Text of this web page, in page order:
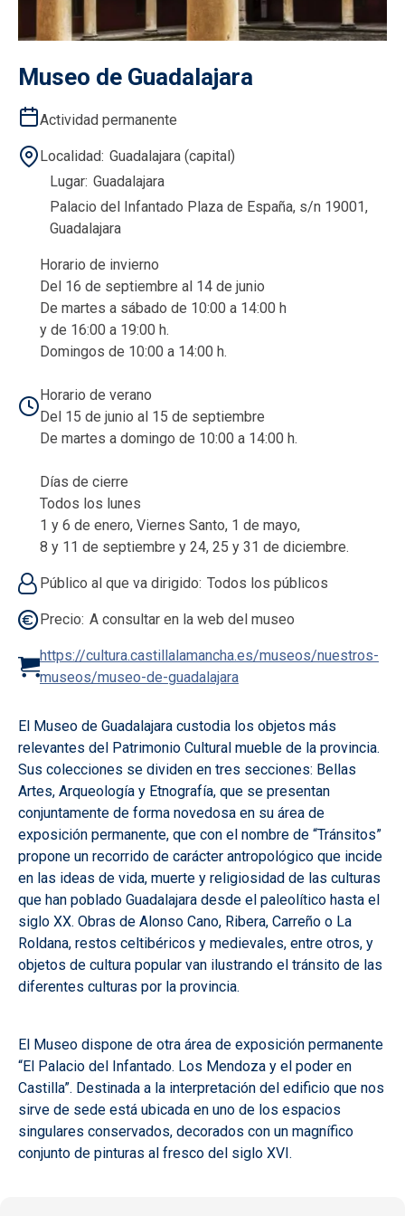
Museo de Guadalajara
Actividad permanente
Localidad Guadalajara (capital)
Lugar Guadalajara
Palacio del Infantado Plaza de España, s/n 19001,
Guadalajara
Horario de invierno
Del 16 de septiembre al 14 de junio
De martes a sábado de 10:00 a 14:00 h
y de 16:00 a 19:00 h.
Domingos de 10:00 a 14:00 h.
Horario de verano
Del 15 de junio al 15 de septiembre
De martes a domingo de 10:00 a 14:00 h.
Días de cierre
Todos los lunes
1 y 6 de enero, Viernes Santo, 1 de mayo,
8 y 11 de septiembre y 24, 25 y 31 de diciembre.
Público al que va dirigido Todos los públicos
Precio A consultar en la web del museo
https://cultura.castillalamancha.es/museos/nuestros-
museos/museo-de-guadalajara
El Museo de Guadalajara custodia los objetos más
relevantes del Patrimonio Cultural mueble de la provincia.
Sus colecciones se dividen en tres secciones: Bellas
Artes, Arqueología y Etnografía, que se presentan
conjuntamente de forma novedosa en su área de
exposición permanente, que con el nombre de “Tránsitos”
propone un recorrido de carácter antropológico que incide
en las ideas de vida, muerte y religiosidad de las culturas
que han poblado Guadalajara desde el paleolítico hasta el
siglo XX. Obras de Alonso Cano, Ribera, Carreño o La
Roldana, restos celtibéricos y medievales, entre otros, y
objetos de cultura popular van ilustrando el tránsito de las
diferentes culturas por la provincia.
El Museo dispone de otra área de exposición permanente
“El Palacio del Infantado. Los Mendoza y el poder en
Castilla”. Destinada a la interpretación del edificio que nos
sirve de sede está ubicada en uno de los espacios
singulares conservados, decorados con un magnífico
conjunto de pinturas al fresco del siglo XVI.